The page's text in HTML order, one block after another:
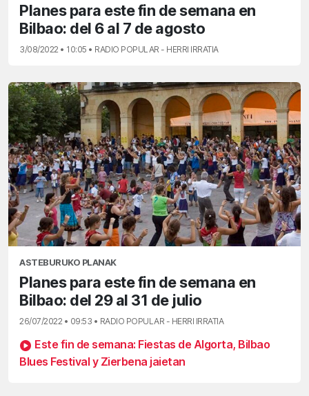
Planes para este fin de semana en
Bilbao: del 6 al 7 de agosto
3/08/2022 • 10:05 • RADIO POPULAR - HERRI IRRATIA
ASTEBURUKO PLANAK
Planes para este fin de semana en
Bilbao: del 29 al 31 de julio
26/07/2022 • 09:53 • RADIO POPULAR - HERRI IRRATIA
Este fin de semana: Fiestas de Algorta, Bilbao
Blues Festival y Zierbena jaietan